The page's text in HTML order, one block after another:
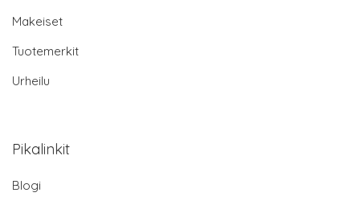
Makeiset
Tuotemerkit
Urheilu
Pikalinkit
Blogi